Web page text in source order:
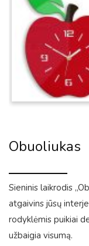
Obuoliukas
Sieninis laikrodis
atgaivins jūsų
rodyklėmis puikiai
užbaigia visumą.